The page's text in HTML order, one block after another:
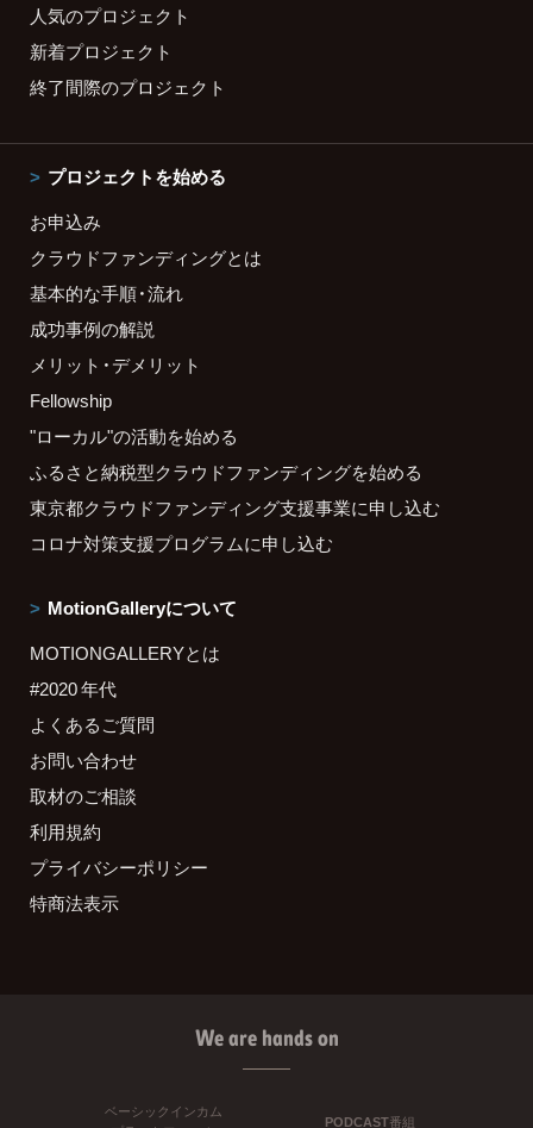
人気のプロジェクト
新着プロジェクト
終了間際のプロジェクト
プロジェクトを始める
お申込み
クラウドファンディングとは
基本的な手順・流れ
成功事例の解説
メリット・デメリット
Fellowship
"ローカル"の活動を始める
ふるさと納税型クラウドファンディングを始める
東京都クラウドファンディング支援事業に申し込む
コロナ対策支援プログラムに申し込む
MotionGalleryについて
MOTIONGALLERYとは
#2020 年代
よくあるご質問
お問い合わせ
取材のご相談
利用規約
プライバシーポリシー
特商法表示
We are hands on
ベーシックインカム
PODCAST番組